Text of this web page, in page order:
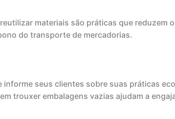
materiais são práticas que reduzem
do transporte de mercadorias.
seus clientes sobre suas práticas
trouxer embalagens vazias ajudam a